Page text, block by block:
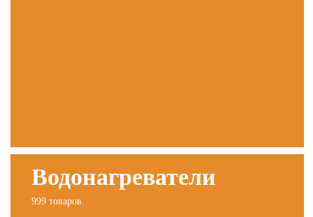
Водонагреватели
999 товаров